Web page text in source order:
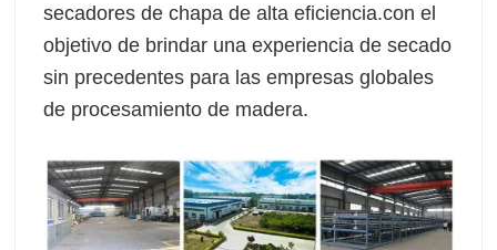
secadores de chapa de alta eficiencia.con el
objetivo de brindar una experiencia de secado
sin precedentes para las empresas globales
de procesamiento de madera.